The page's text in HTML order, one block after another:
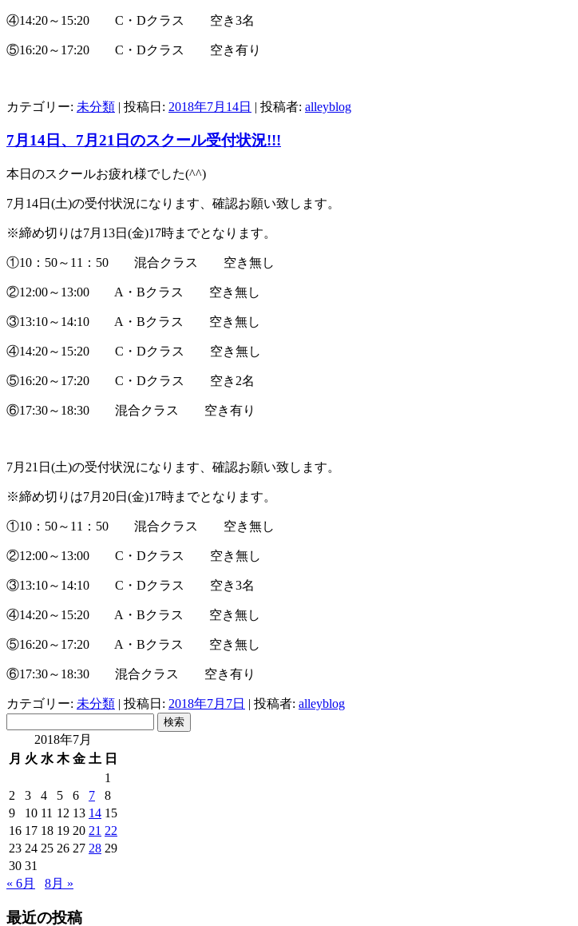
④14:20～15:20 C・Dクラス 空き3名
⑤16:20～17:20 C・Dクラス 空き有り
カテゴリー: 未分類 | 投稿日: 2018年7月14日 | 投稿者: alleyblog
7月14日、7月21日のスクール受付状況!!!
本日のスクールお疲れ様でした(^^)
7月14日(土)の受付状況になります、確認お願い致します。
※締め切りは7月13日(金)17時までとなります。
①10：50～11：50 混合クラス 空き無し
②12:00～13:00 A・Bクラス 空き無し
③13:10～14:10 A・Bクラス 空き無し
④14:20～15:20 C・Dクラス 空き無し
⑤16:20～17:20 C・Dクラス 空き2名
⑥17:30～18:30 混合クラス 空き有り
7月21日(土)の受付状況になります、確認お願い致します。
※締め切りは7月20日(金)17時までとなります。
①10：50～11：50 混合クラス 空き無し
②12:00～13:00 C・Dクラス 空き無し
③13:10～14:10 C・Dクラス 空き3名
④14:20～15:20 A・Bクラス 空き無し
⑤16:20～17:20 A・Bクラス 空き無し
⑥17:30～18:30 混合クラス 空き有り
カテゴリー: 未分類 | 投稿日: 2018年7月7日 | 投稿者: alleyblog
2018年7月
月 火 水 木 金 土 日
1
2
3 4 5 6 7
8
9
10 11 12 13 14 15
16 17 18 19 20 21 22
23 24 25 26 27 28 29
30 31
« 6月
8月 »
最近の投稿